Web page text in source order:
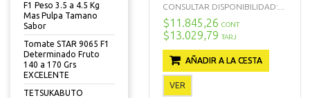
F1 Peso 3.5 a 4.5 Kg
Mas Pulpa Tamano
Sabor
Tomate STAR 9065 F1
Determinado Fruto
140 a 170 Grs
EXCELENTE
TETSUKABUTO
CONSULTAR DISPONIBILIDAD:...
$11.845,26 CONT
$13.029,79 TARJ
AÑADIR A LA CESTA
VER